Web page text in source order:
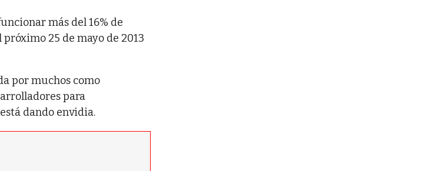
más del 16% de
25 de mayo de 2013
por muchos como
para
dando envidia.